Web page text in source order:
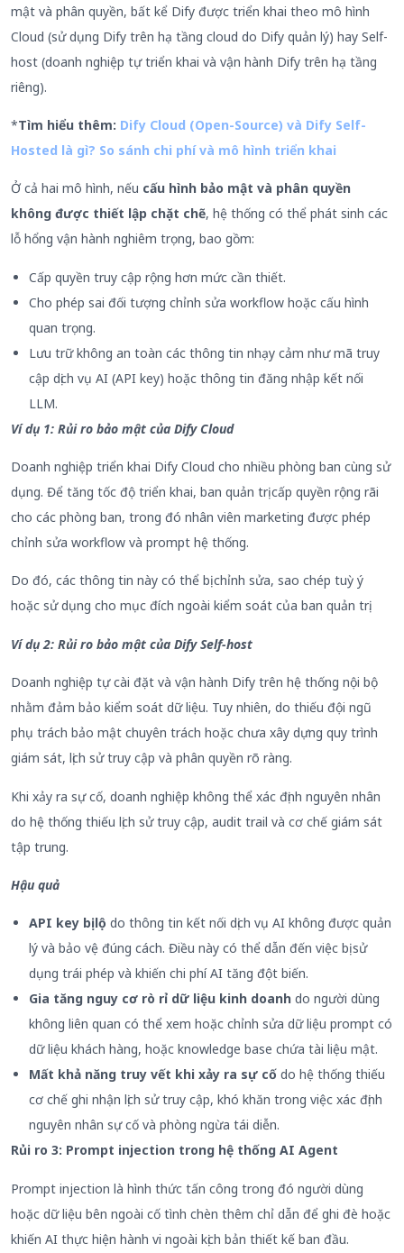
mật và phân quyền, bất kể Dify được triển khai theo mô hình
Cloud (sử dụng Dify trên hạ tầng cloud do Dify quản lý) hay Self-
host (doanh nghiệp tự triển khai và vận hành Dify trên hạ tầng
riêng).
*Tìm hiểu thêm: Dify Cloud (Open-Source) và Dify Self-
Hosted là gì? So sánh chi phí và mô hình triển khai
Ở cả hai mô hình, nếu cấu hình bảo mật và phân quyền
không được thiết lập chặt chẽ, hệ thống có thể phát sinh các
lỗ hổng vận hành nghiêm trọng, bao gồm:
Cấp quyền truy cập rộng hơn mức cần thiết.
Cho phép sai đối tượng chỉnh sửa workflow hoặc cấu hình
quan trọng.
Lưu trữ không an toàn các thông tin nhạy cảm như mã truy
cập dịch vụ AI (API key) hoặc thông tin đăng nhập kết nối
LLM.
Ví dụ 1: Rủi ro bảo mật của Dify Cloud
Doanh nghiệp triển khai Dify Cloud cho nhiều phòng ban cùng sử
dụng. Để tăng tốc độ triển khai, ban quản trị cấp quyền rộng rãi
cho các phòng ban, trong đó nhân viên marketing được phép
chỉnh sửa workflow và prompt hệ thống.
Do đó, các thông tin này có thể bị chỉnh sửa, sao chép tuỳ ý
hoặc sử dụng cho mục đích ngoài kiểm soát của ban quản trị.
Ví dụ 2: Rủi ro bảo mật của Dify Self-host
Doanh nghiệp tự cài đặt và vận hành Dify trên hệ thống nội bộ
nhằm đảm bảo kiểm soát dữ liệu. Tuy nhiên, do thiếu đội ngũ
phụ trách bảo mật chuyên trách hoặc chưa xây dựng quy trình
giám sát, lịch sử truy cập và phân quyền rõ ràng.
Khi xảy ra sự cố, doanh nghiệp không thể xác định nguyên nhân
do hệ thống thiếu lịch sử truy cập, audit trail và cơ chế giám sát
tập trung.
Hậu quả
API key bị lộ do thông tin kết nối dịch vụ AI không được quản
lý và bảo vệ đúng cách. Điều này có thể dẫn đến việc bị sử
dụng trái phép và khiến chi phí AI tăng đột biến.
Gia tăng nguy cơ rò rỉ dữ liệu kinh doanh do người dùng
không liên quan có thể xem hoặc chỉnh sửa dữ liệu prompt có
dữ liệu khách hàng, hoặc knowledge base chứa tài liệu mật.
Mất khả năng truy vết khi xảy ra sự cố do hệ thống thiếu
cơ chế ghi nhận lịch sử truy cập, khó khăn trong việc xác định
nguyên nhân sự cố và phòng ngừa tái diễn.
Rủi ro 3: Prompt injection trong hệ thống AI Agent
Prompt injection là hình thức tấn công trong đó người dùng
hoặc dữ liệu bên ngoài cố tình chèn thêm chỉ dẫn để ghi đè hoặc
khiến AI thực hiện hành vi ngoài kịch bản thiết kế ban đầu.